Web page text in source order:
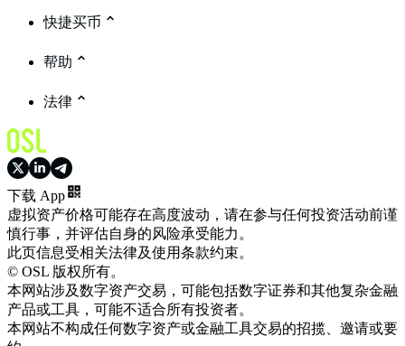
快捷买币
帮助
法律
下载 App
虚拟资产价格可能存在高度波动，请在参与任何投资活动前谨
慎行事，并评估自身的风险承受能力。
此页信息受相关法律及使用条款约束。
© OSL 版权所有。
本网站涉及数字资产交易，可能包括数字证券和其他复杂金融
产品或工具，可能不适合所有投资者。
本网站不构成任何数字资产或金融工具交易的招揽、邀请或要